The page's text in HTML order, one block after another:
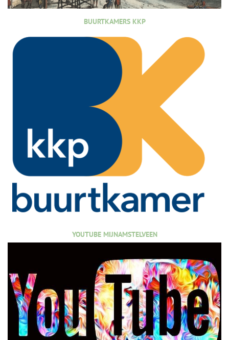
BUURTKAMERS KKP
YOUTUBE MIJNAMSTELVEEN